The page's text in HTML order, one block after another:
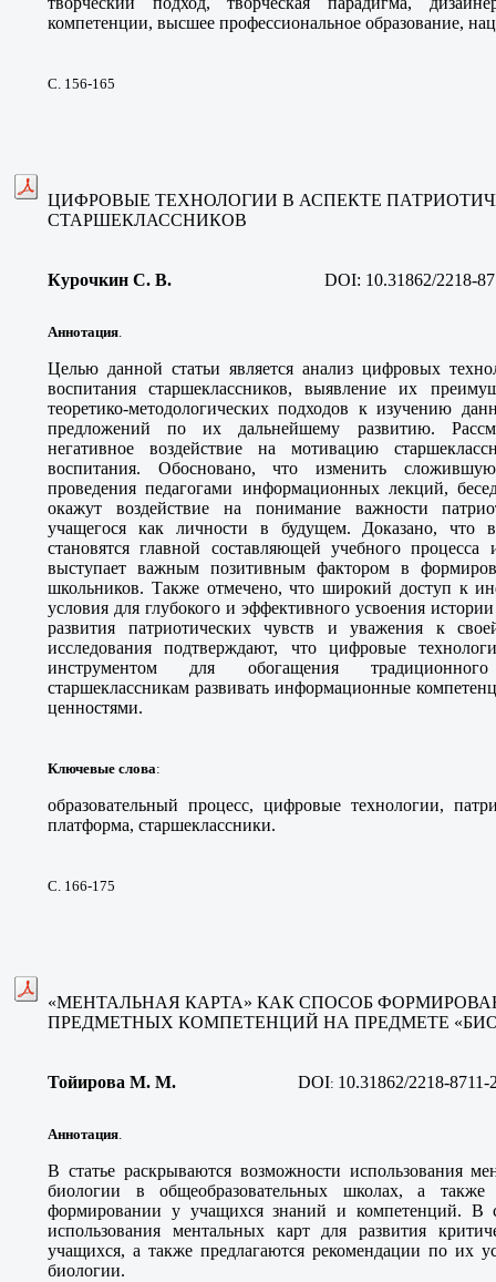
компетенции, высшее профессиональное образование,
С. 156-165
ЦИФРОВЫЕ ТЕХНОЛОГИИ В АСПЕКТЕ
СТАРШЕКЛАССНИКОВ
Курочкин С. В. DOI: 10.31862/2218-
Аннотация.
Целью данной статьи является анализ цифровых
воспитания старшеклассников, выявление их
теоретико-методологических подходов к изучению
предложений по их дальнейшему развитию.
негативное воздействие на мотивацию
воспитания. Обосновано, что изменить
проведения педагогами информационных лекций,
окажут воздействие на понимание важности
учащегося как личности в будущем. Доказано, что
становятся главной составляющей учебного
выступает важным позитивным фактором в
школьников. Также отмечено, что широкий доступ к
условия для глубокого и эффективного усвоения
развития патриотических чувств и уважения к
исследования подтверждают, что цифровые
инструментом для обогащения
старшеклассникам развивать информационные
ценностями.
Ключевые слова:
образовательный процесс, цифровые технологии,
платформа, старшеклассники.
С. 166-175
«МЕНТАЛЬНАЯ КАРТА» КАК СПОСОБ
ПРЕДМЕТНЫХ КОМПЕТЕНЦИЙ НА ПРЕДМЕТЕ
Тойирова М. М. DOI: 10.31862/2218-8711-
Аннотация.
В статье раскрываются возможности использования
биологии в общеобразовательных школах, а также
формировании у учащихся знаний и компетенций. В
использования ментальных карт для развития
учащихся, а также предлагаются рекомендации по их
биологии.